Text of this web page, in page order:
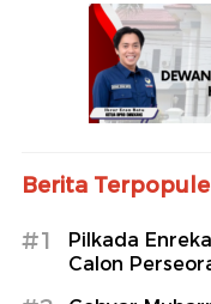
Berita
#1
Pilkada
Calon